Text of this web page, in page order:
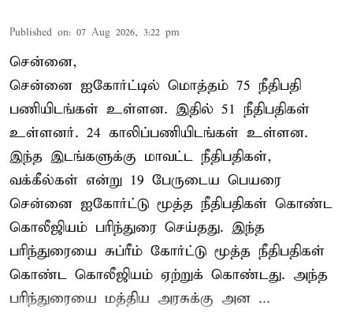
Published on: 07 Aug 2026, 3:22 pm
சென்னை,
சென்னை ஐகோர்ட்டில் மொத்தம் 75 நீதிபதி
பணியிடங்கள் உள்ளன. இதில் 51 நீதிபதிகள்
உள்ளனர். 24 காலிப்பணியிடங்கள் உள்ளன.
இந்த இடங்களுக்கு மாவட்ட நீதிபதிகள்,
வக்கீல்கள் என்று 19 பேருடைய பெயரை
சென்னை ஐகோர்ட்டு மூத்த நீதிபதிகள் கொண்ட
கொலீஜியம் பரிந்துரை செய்தது. இந்த
பரிந்துரையை சுப்ரீம் கோர்ட்டு மூத்த நீதிபதிகள்
கொண்ட கொலீஜியம் ஏற்றுக் கொண்டது. அந்த
பரிந்துரையை மத்திய அரசுக்கு அன ...